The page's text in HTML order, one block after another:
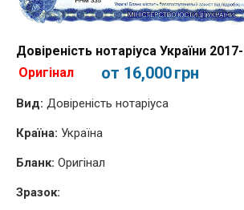
Довіреність нотаріуса України
Оригінал
от 16,000грн
Вид: Довіреність нотаріуса
Країна: Україна
Бланк: Оригінал
Зразок: